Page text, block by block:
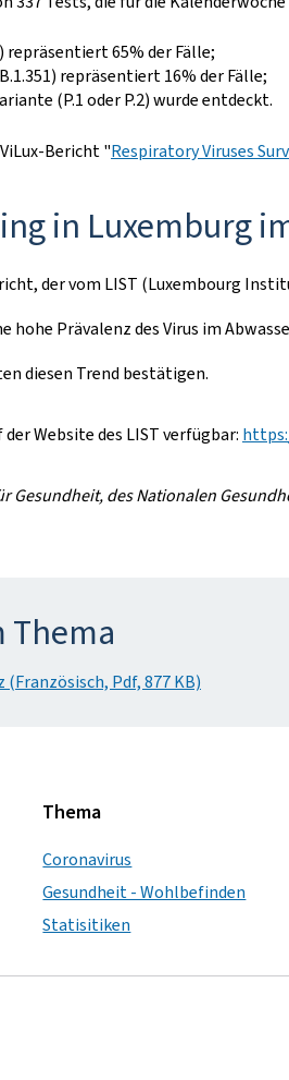
repräsentiert 65% der Fälle;
repräsentiert 16% der Fälle;
(P.1 oder P.2) wurde entdeckt.
Bericht "Respiratory Viruses
in Luxemburg
der vom LIST (Luxembourg
hohe Prävalenz des Virus im
diesen Trend bestätigen.
Website des LIST verfügbar:
des Nationalen
Thema
(Französisch, Pdf, 877 KB)
Thema
Coronavirus
Gesundheit - Wohlbefinden
Statisitiken